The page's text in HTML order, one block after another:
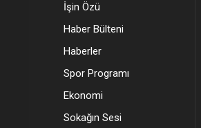
İşin Özü
Haber Bülteni
Haberler
Spor Programı
Ekonomi
Sokağın Sesi